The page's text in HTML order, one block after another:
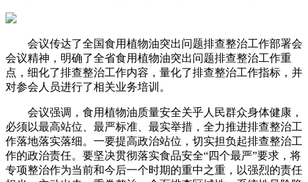
会议传达了全国食用植物油突出问题排查整治工作部署会
会议精神，明确了全省食用植物油突出问题排查整治工作重
点，细化了排查整治工作内容，量化了排查整治工作指标，并
对参会人员进行了相关业务培训。
会议强调，食用植物油质量安全关乎人民群众身体健康，
必须以最高站位、最严标准、最实举措，全力推进排查整治工
作落地落实落细。一要提高政治站位，切实担负起排查整治工
作的政治责任。要坚决贯彻落实食品安全“四个最严”要求，将
专项整治作为当前和今后一个时期的重中之重，以强烈的责任